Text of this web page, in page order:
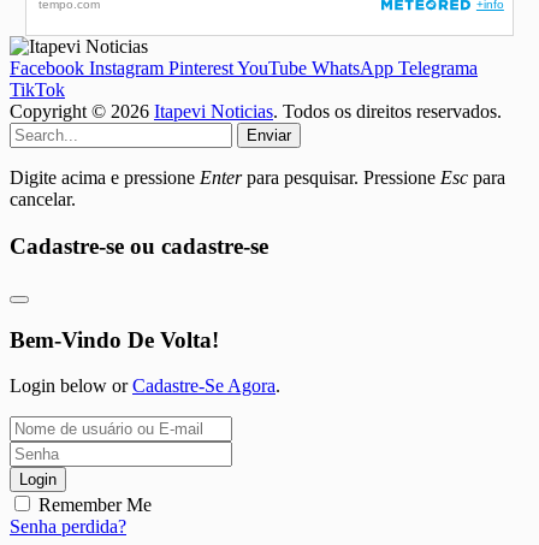
Facebook Instagram PinterestYouTube WhatsApp Telegrama
TikTok
Copyright © 2026 Itapevi Noticias. Todos os direitos reservados.
Enviar
Digite acima e pressione Enterpara pesquisar. Pressione Esc para
cancelar.
Cadastre-se ou cadastre-se
Bem-Vindo De Volta!
Login below orCadastre-Se Agora.
Login
Remember Me
Senha perdida?